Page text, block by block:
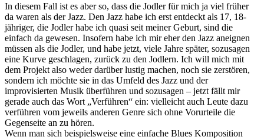
In diesem Fall ist es aber so, dass die Jodler für mich ja viel früher
da waren als der Jazz. Den Jazz habe ich erst entdeckt als 17, 18-
jähriger, die Jodler habe ich quasi seit meiner Geburt, sind die
einfach da gewesen. Insofern habe ich mir eher den Jazz aneignen
müssen als die Jodler, und habe jetzt, viele Jahre später, sozusagen
eine Kurve geschlagen, zurück zu den Jodlern. Ich will mich mit
dem Projekt also weder darüber lustig machen, noch sie zerstören,
sondern ich möchte sie in das Umfeld des Jazz und der
improvisierten Musik überführen und sozusagen – jetzt fällt mir
gerade auch das Wort „Verführen“ ein: vielleicht auch Leute dazu
verführen vom jeweils anderen Genre sich ohne Vorurteile die
Gegenseite an zu hören.
Wenn man sich beispielsweise eine einfache Blues Komposition